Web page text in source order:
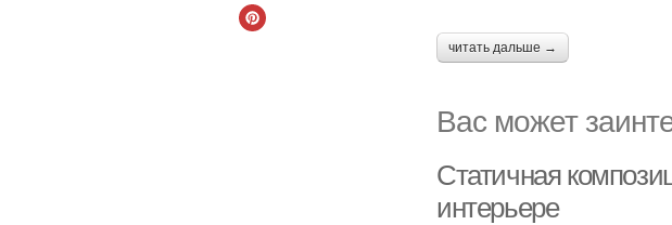
читать дальше →
Вас может
Статичная
интерьере